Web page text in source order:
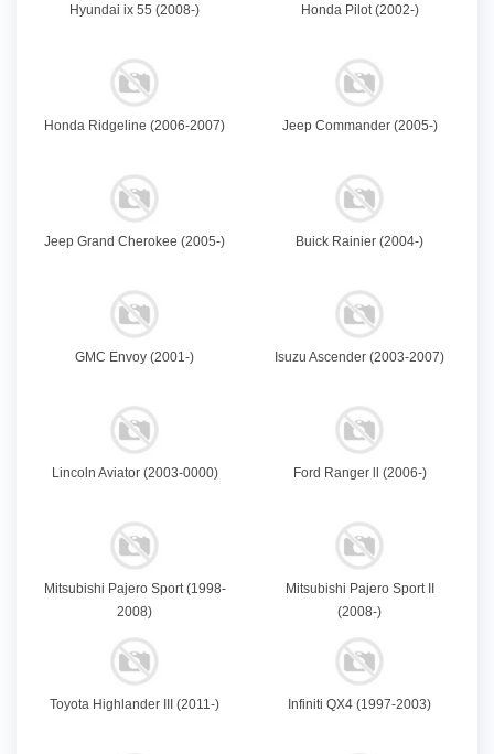
Hyundai ix 55 (2008-) Honda Pilot (2002-)
Honda Ridgeline (2006-2007) Jeep Commander (2005-)
Jeep Grand Cherokee (2005-) Buick Rainier (2004-)
GMC Envoy (2001-) Isuzu Ascender (2003-2007)
Lincoln Aviator (2003-0000) Ford Ranger ll (2006-)
Mitsubishi Pajero Sport (1998-
2008)
Mitsubishi Pajero Sport II
(2008-)
Toyota Highlander III (2011-) Infiniti QX4 (1997-2003)